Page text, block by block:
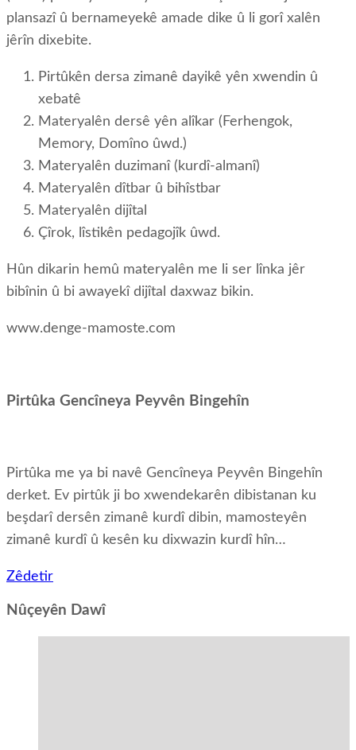
plansazî û bernameyekê amade dike û li gorî xalên
jêrîn dixebite.
Pirtûkên dersa zimanê dayikê yên xwendin û
xebatê
Materyalên dersê yên alîkar (Ferhengok,
Memory, Domîno ûwd.)
Materyalên duzimanî (kurdî-almanî)
Materyalên dîtbar û bihîstbar
Materyalên dijîtal
Çîrok, lîstikên pedagojîk ûwd.
Hûn dikarin hemû materyalên me li ser lînka jêr
bibînin û bi awayekî dijîtal daxwaz bikin.
www.denge-mamoste.com
Pirtûka Gencîneya Peyvên Bingehîn
Pirtûka me ya bi navê Gencîneya Peyvên Bingehîn
derket. Ev pirtûk ji bo xwendekarên dibistanan ku
beşdarî dersên zimanê kurdî dibin, mamosteyên
zimanê kurdî û kesên ku dixwazin kurdî hîn…
Zêdetir
Nûçeyên Dawî